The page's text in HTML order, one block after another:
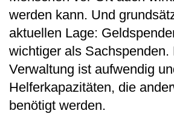
werden kann. Und
aktuellen Lage:
wichtiger als Sachspenden.
Verwaltung ist aufwendig
Helferkapazitäten, die
benötigt werden.